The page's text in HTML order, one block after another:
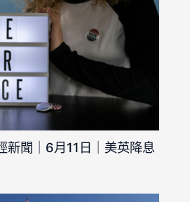
新聞｜6月11日｜美英降息